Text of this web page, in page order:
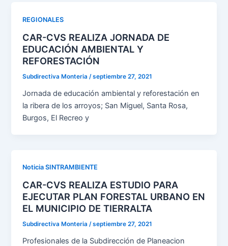
REGIONALES
CAR-CVS REALIZA JORNADA DE
EDUCACIÓN AMBIENTAL Y
REFORESTACIÓN
Subdirectiva Monteria /septiembre 27, 2021
Jornada de educación ambiental y reforestación en
la ribera de los arroyos; San Miguel, Santa Rosa,
Burgos, El Recreo y
Noticia SINTRAMBIENTE
CAR-CVS REALIZA ESTUDIO PARA
EJECUTAR PLAN FORESTAL URBANO EN
EL MUNICIPIO DE TIERRALTA
Subdirectiva Monteria/septiembre 27, 2021
Profesionales de la Subdirección de Planeacion